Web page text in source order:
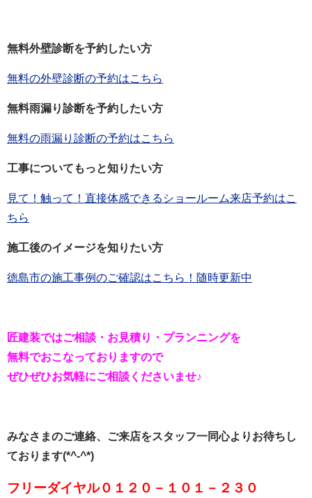
無料外壁診断を予約したい方
無料の外壁診断の予約はこちら
無料雨漏り診断を予約したい方
無料の雨漏り診断の予約はこちら
工事についてもっと知りたい方
見て！触って！直接体感できるショールーム来店予約はこ
ちら
施工後のイメージを知りたい方
徳島市の施工事例のご確認はこちら！随時更新中
匠建装ではご相談・お見積り・プランニングを
無料でおこなっておりますので
ぜひぜひお気軽にご相談くださいませ♪
みなさまのご連絡、ご来店をスタッフ一同心よりお待ちし
ております(*^-^*)
フリーダイヤル０１２０－１０１－２３０